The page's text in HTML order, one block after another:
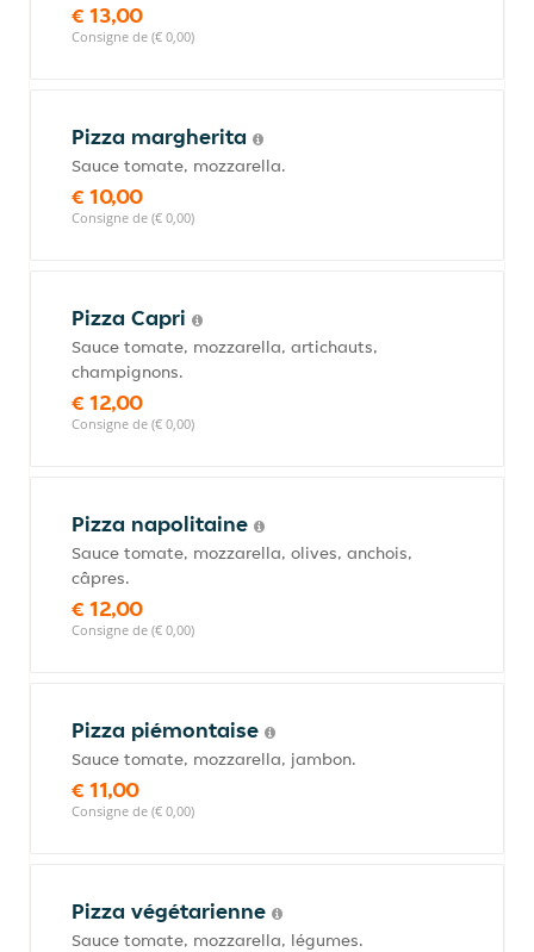
€ 13,00
Consigne de (€ 0,00)
Pizza margherita
Sauce tomate, mozzarella.
€ 10,00
Consigne de (€ 0,00)
Pizza Capri
Sauce tomate, mozzarella, artichauts,
champignons.
€ 12,00
Consigne de (€ 0,00)
Pizza napolitaine
Sauce tomate, mozzarella, olives, anchois,
câpres.
€ 12,00
Consigne de (€ 0,00)
Pizza piémontaise
Sauce tomate, mozzarella, jambon.
€ 11,00
Consigne de (€ 0,00)
Pizza végétarienne
Sauce tomate, mozzarella, légumes.